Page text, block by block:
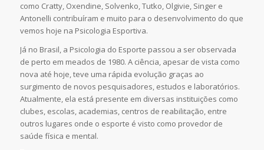
como Cratty, Oxendine, Solvenko, Tutko, Olgivie, Singer e
Antonelli contribuíram e muito para o desenvolvimento do que
vemos hoje na Psicologia Esportiva.
Já no Brasil, a Psicologia do Esporte passou a ser observada
de perto em meados de 1980. A ciência, apesar de vista como
nova até hoje, teve uma rápida evolução graças ao
surgimento de novos pesquisadores, estudos e laboratórios.
Atualmente, ela está presente em diversas instituições como
clubes, escolas, academias, centros de reabilitação, entre
outros lugares onde o esporte é visto como provedor de
saúde física e mental.